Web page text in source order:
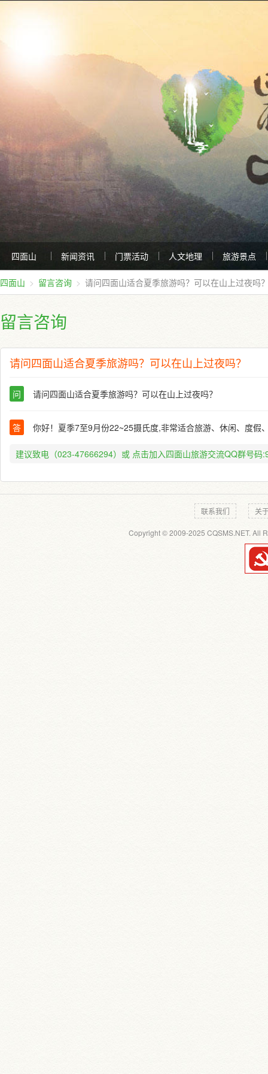
四面山 新闻资讯 门票活动 人文地理 旅游景点
四面山 留言咨询 请问四面山适合夏季旅游吗？可以在山上过夜吗
留言咨询
请问四面山适合夏季旅游吗？可以在山上过夜吗？
问 请问四面山适合夏季旅游吗？可以在山上过夜吗？
答 你好！夏季7至9月份22~25摄氏度,非常适合旅游、休闲、度假
建议致电（023-47666294）或 点击加入四面山旅游交流QQ群号码
联系我们 关
Copyright © 2009-2025 CQSMS.NET. All